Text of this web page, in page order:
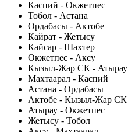
Каспий - Окжетпес
Тобол - Астана
Ордабасы - Актобе
Кайрат - Жетысу
Кайсар - Шахтер
Окжетпес - Аксу
Кызыл-Жар СК - Атырау
Махтаарал - Каспий
Астана - Ордабасы
Актобе - Кызыл-Жар СК
Атырау - Окжетпес
Жетысу - Тобол